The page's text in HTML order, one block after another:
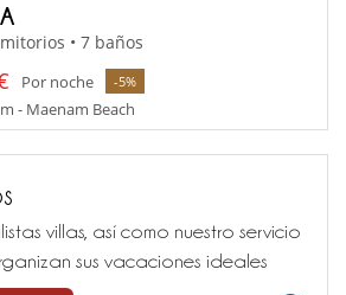
• 7 baños
Por noche -5%
- Maenam Beach
villas, así como nuestro servicio
sus vacaciones ideales